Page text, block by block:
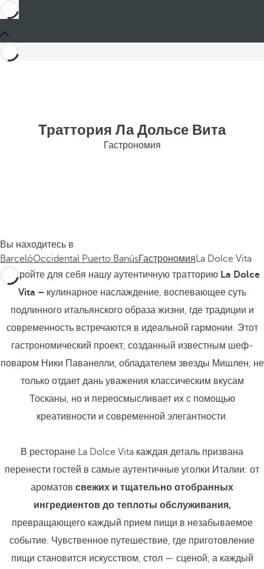
Траттория Ла Дольсе Вита
Гастрономия
Вы находитесь в
BarcelóOccidental Puerto BanúsГастрономияLa Dolce Vita
Откройте для себя нашу аутентичную тратторию La Dolce
Vita – кулинарное наслаждение, воспевающее суть
подлинного итальянского образа жизни, где традиции и
современность встречаются в идеальной гармонии. Этот
гастрономический проект, созданный известным шеф-
поваром Ники Паванелли, обладателем звезды Мишлен, не
только отдает дань уважения классическим вкусам
Тосканы, но и переосмысливает их с помощью
креативности и современной элегантности.
В ресторане La Dolce Vita каждая деталь призвана
перенести гостей в самые аутентичные уголки Италии: от
ароматов свежих и тщательно отобранных
ингредиентов до теплоты обслуживания,
превращающего каждый прием пищи в незабываемое
событие. Чувственное путешествие, где приготовление
пищи становится искусством, стол — сценой, а каждый